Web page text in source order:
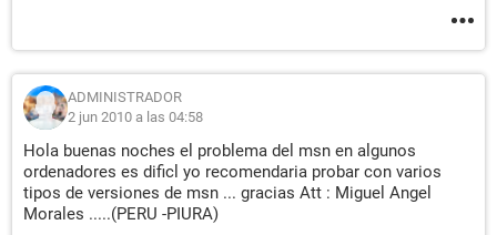
ADMINISTRADOR
2 jun 2010 a las 04:58
Hola buenas noches el problema del msn en algunos
ordenadores es dificl yo recomendaria probar con varios
tipos de versiones de msn ... gracias Att : Miguel Angel
Morales .....(PERU -PIURA)